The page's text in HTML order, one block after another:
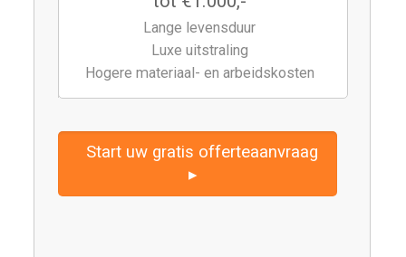
Lange levensduur
Luxe uitstraling
Hogere materiaal- en arbeidskosten
Start uw gratis offerteaanvraag
▸